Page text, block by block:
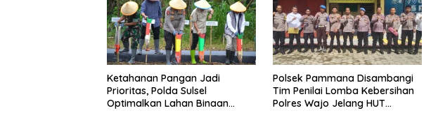
Ketahanan Pangan Jadi
Prioritas, Polda Sulsel
Optimalkan Lahan Binaan
Polsek Pammana Disambangi
Tim Penilai Lomba Kebersihan
Polres Wajo Jelang HUT